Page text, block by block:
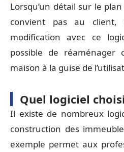
Lorsqu’un détail sur le
convient pas au
modification avec ce
possible de réaménager
maison à la guise de
Quel logiciel
Il existe de nombreux
construction des
exemple permet aux